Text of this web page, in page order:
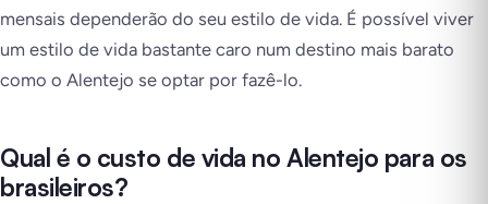
mensais dependerão do seu estilo de vida. É possível viver
um estilo de vida bastante caro num destino mais barato
como o Alentejo se optar por fazê-lo.
Qual é o custo de vida no Alentejo para os
brasileiros?